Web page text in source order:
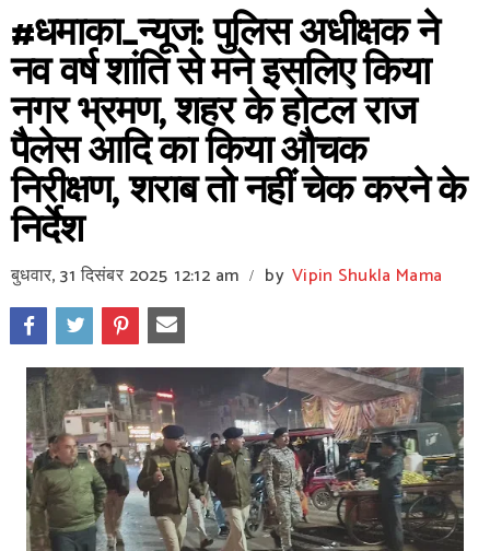
#धमाका_न्यूज: पुलिस अधीक्षक ने
नव वर्ष शांति से मने इसलिए किया
नगर भ्रमण, शहर के होटल राज
पैलेस आदि का किया औचक
निरीक्षण, शराब तो नहीं चेक करने के
निर्देश
बुधवार, 31 दिसंबर 2025 12:12 am / by Vipin Shukla Mama